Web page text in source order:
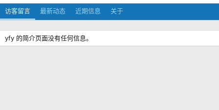
访客留言 最新动态 近期信息 关于
yfy 的简介页面没有任何信息。